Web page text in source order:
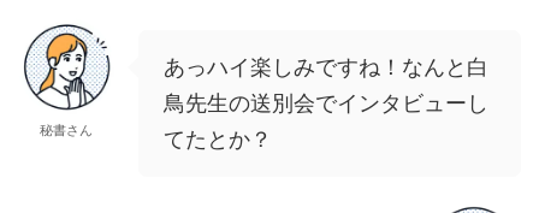
秘書さん
あっハイ楽しみですね！なんと白
鳥先生の送別会でインタビューし
てたとか？